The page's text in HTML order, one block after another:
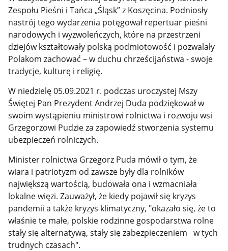
Zespołu Pieśni i Tańca „Śląsk” z Koszęcina. Podniosły
nastrój tego wydarzenia potęgował repertuar pieśni
narodowych i wyzwoleńczych, które na przestrzeni
dziejów kształtowały polską podmiotowość i pozwalały
Polakom zachować – w duchu chrześcijaństwa - swoje
tradycje, kulturę i religię.
W niedzielę 05.09.2021 r. podczas uroczystej Mszy
Świętej Pan Prezydent Andrzej Duda podziękował w
swoim wystąpieniu ministrowi rolnictwa i rozwoju wsi
Grzegorzowi Pudzie za zapowiedź stworzenia systemu
ubezpieczeń rolniczych.
Minister rolnictwa Grzegorz Puda mówił o tym, że
wiara i patriotyzm od zawsze były dla rolników
największą wartością, budowała ona i wzmacniała
lokalne więzi. Zauważył, że kiedy pojawił się kryzys
pandemii a także kryzys klimatyczny, "okazało się, że to
właśnie te małe, polskie rodzinne gospodarstwa rolne
stały się alternatywą, stały się zabezpieczeniem w tych
trudnych czasach".